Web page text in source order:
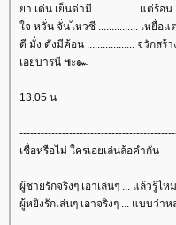
า เด่น เย็นด่ามี ................ แต่ร้อน
จ หวั่น จั่นไหวซี ............... เหยื่อแ
ดี มั่ง ดั่งมีค้อน .................. จวักส
เอยบารนี ๚ะ๛
13.05 น
เชื่อหรือไม่ ใครเอ่ยเล่นล้อคำกัน
ผู้ชายรักจริงๆ เอาเล่นๆ ... แล้วรู้ไห
ผู้หยิงรักเล่นๆ เอาจริงๆ ... แบบว่า